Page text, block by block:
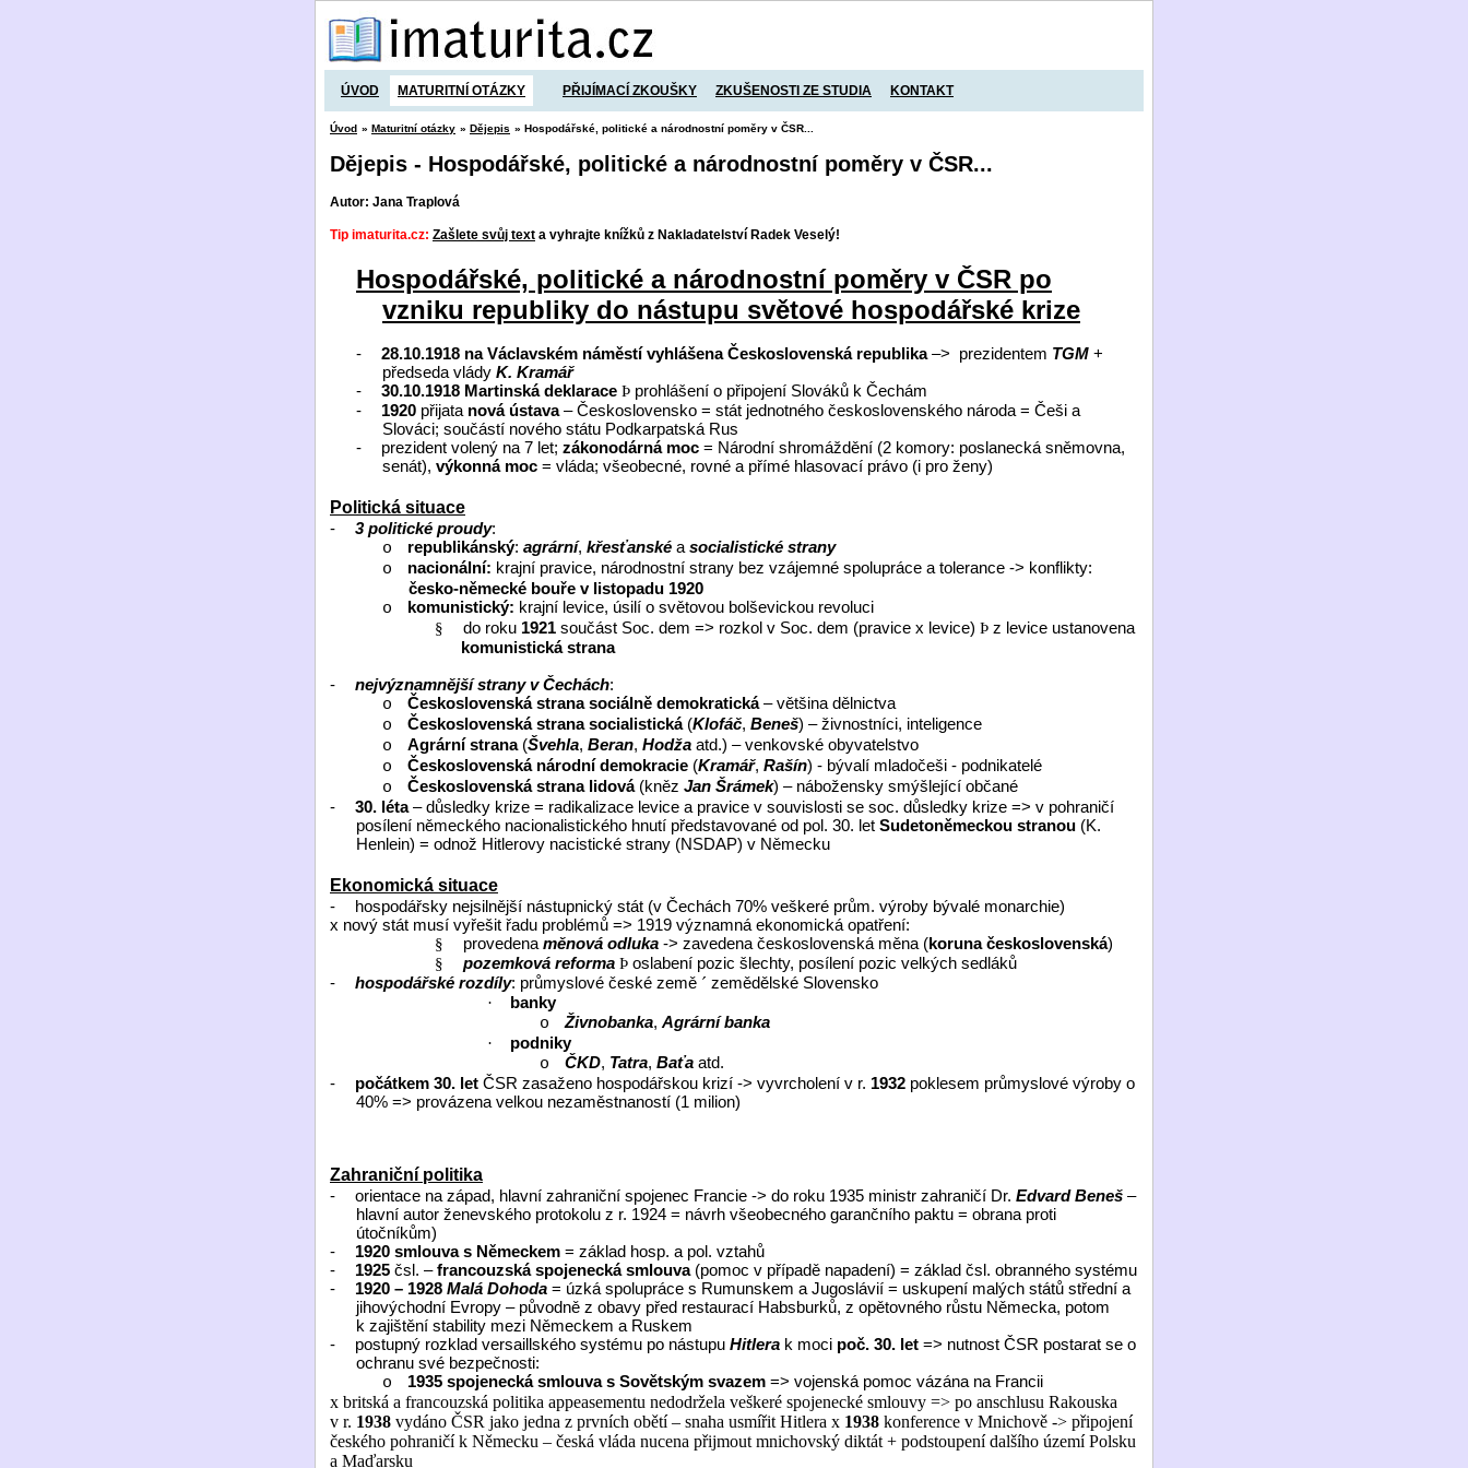
ÚVOD MATURITNÍ OTÁZKY PŘIJÍMACÍ ZKOUŠKY ZKUŠENOSTI ZE STUDIA KONTAKT
Úvod » Maturitní otázky » Dějepis » Hospodářské, politické a národnostní poměry v ČSR...
Dějepis - Hospodářské, politické a národnostní poměry v ČSR...
Autor: Jana Traplová
Tip imaturita.cz: Zašlete svůj text a vyhrajte knížků z Nakladatelství Radek Veselý!
Hospodářské, politické a národnostní poměry v ČSR po
vzniku republiky do nástupu světové hospodářské krize
- 28.10.1918 na Václavském náměstí vyhlášena Československá republika–> prezidentem TGM +
předseda vlády K. Kramář
-
30.10.1918 Martinská deklarace Þ prohlášení o připojení Slováků k Čechám
-
1920 přijata nová ústava– Československo = stát jednotného československého národa = Češi a
Slováci; součástí nového státu Podkarpatská Rus
-
prezident volený na 7 let; zákonodárná moc = Národní shromáždění (2 komory: poslanecká sněmovna,
senát), výkonná moc = vláda; všeobecné, rovné a přímé hlasovací právo (i pro ženy)
Politická situace
-
3 politické proudy:
o
republikánský: agrární, křesťanské a socialistické strany
o
nacionální: krajní pravice, národnostní strany bez vzájemné spolupráce a tolerance -> konflikty:
česko-německé bouře v listopadu 1920
o
komunistický: krajní levice, úsilí o světovou bolševickou revoluci
§ do roku 1921 součást Soc. dem => rozkol v Soc. dem (pravice x levice) Þ z levice ustanovena
komunistická strana
-
nejvýznamnější strany v Čechách:
o
Československá strana sociálně demokratická– většina dělnictva
o
Československá strana socialistická(Klofáč, Beneš) – živnostníci, inteligence
o
Agrární strana(Švehla, Beran, Hodža atd.) – venkovské obyvatelstvo
o
Československá národní demokracie (Kramář, Rašín) - bývalí mladočeši - podnikatelé
o
Československá strana lidová(kněz Jan Šrámek) – nábožensky smýšlející občané
-
30. léta– důsledky krize = radikalizace levice a pravice v souvislosti se soc. důsledky krize => v pohraničí
posílení německého nacionalistického hnutí představované od pol. 30. let Sudetoněmeckou stranou (K.
Henlein) = odnož Hitlerovy nacistické strany (NSDAP) v Německu
Ekonomická situace
-
hospodářsky nejsilnější nástupnický stát (v Čechách 70% veškeré prům. výroby bývalé monarchie)
x nový stát musí vyřešit řadu problémů => 1919 významná ekonomická opatření:
§ provedena měnová odluka -> zavedena československá měna (koruna československá)
§ pozemková reforma Þ oslabení pozic šlechty, posílení pozic velkých sedláků
-
hospodářské rozdíly: průmyslové české země ´ zemědělské Slovensko
·
banky
o
Živnobanka, Agrární banka
·
podniky
o
ČKD, Tatra, Baťa atd.
-
počátkem 30. let ČSR zasaženo hospodářskou krizí -> vyvrcholení v r. 1932 poklesem průmyslové výroby o
40% => provázena velkou nezaměstnaností (1 milion)
Zahraniční politika
-
orientace na západ, hlavní zahraniční spojenec Francie -> do roku 1935 ministr zahraničí Dr. Edvard Beneš –
hlavní autor ženevského protokolu z r. 1924 = návrh všeobecného garančního paktu = obrana proti
útočníkům)
-
1920 smlouva s Německem = základ hosp. a pol. vztahů
-
1925 čsl. –francouzská spojenecká smlouva(pomoc v případě napadení) = základ čsl. obranného systému
-
1920 – 1928 Malá Dohoda = úzká spolupráce s Rumunskem a Jugoslávií = uskupení malých států střední a
jihovýchodní Evropy – původně z obavy před restaurací Habsburků, z opětovného růstu Německa, potom
k zajištění stability mezi Německem a Ruskem
-
postupný rozklad versaillského systému po nástupu Hitlera k moci poč. 30. let => nutnost ČSR postarat se o
ochranu své bezpečnosti:
o
1935 spojenecká smlouva s Sovětským svazem => vojenská pomoc vázána na Francii
x britská a francouzská politika appeasementu nedodržela veškeré spojenecké smlouvy => po anschlusu Rakouska
v r. 1938 vydáno ČSR jako jedna z prvních obětí – snaha usmířit Hitlera x 1938 konference v Mnichově -> připojení
českého pohraničí k Německu – česká vláda nucena přijmout mnichovský diktát + podstoupení dalšího území Polsku
a Maďarsku